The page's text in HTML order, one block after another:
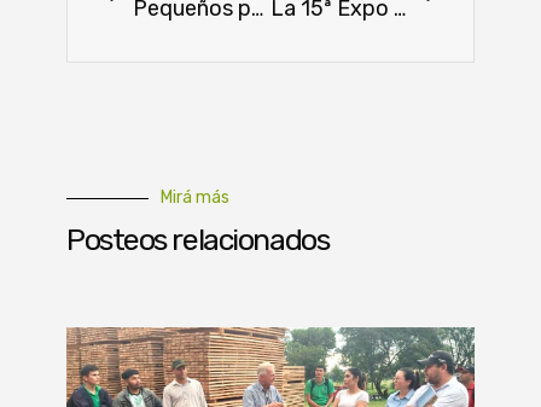
Pequeños productores recaudaron más de USD 2 millones en Ferias La 15ª Expo Usados CADAM: un triunfo de negocios y networking
Mirá más
Posteos relacionados